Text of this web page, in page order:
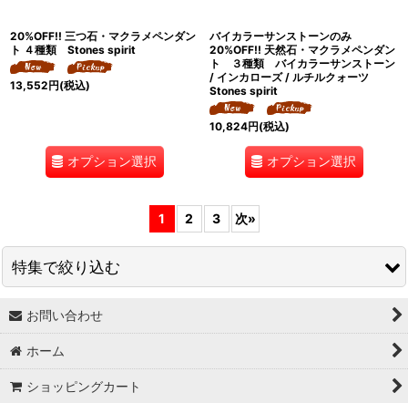
20%OFF!! 三つ石・マクラメペンダン
ト ４種類 Stones spirit
13,552円(税込)
オプション選択
バイカラーサンストーンのみ
20%OFF!! 天然石・マクラメペンダン
ト ３種類 バイカラーサンストーン
/ インカローズ / ルチルクォーツ
Stones spirit
10,824円(税込)
オプション選択
1 2 3 次»
特集で絞り込む
↓ 特集 ↓
★最大６０％OFF SALE★
★BODYコレクション！
お問い合わせ
ホーム
ショッピングカート